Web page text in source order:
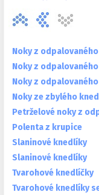
Noky z
Noky z
Noky z
Noky ze zbylého
Petrželové noky z
Polenta z krupice
Slaninové knedlíky
Slaninové knedlíky
Tvarohové knedlíčky
Tvarohové knedlíky